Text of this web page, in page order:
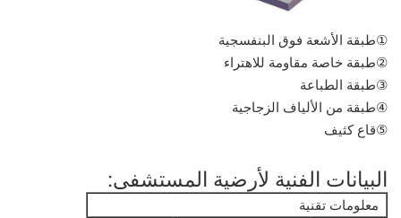
①طبقة الأشعة فوق البنفسجية
②طبقة خاصة مقاومة للاهتراء
③طبقة الطباعة
④طبقة من الألياف الزجاجية
⑤قاع كثيف
البيانات الفنية لأرضية المستشفى:
معلومات تقنية